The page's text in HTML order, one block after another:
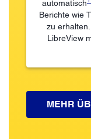
automatisch
Berichte wie
zu
LibreView
MEHR